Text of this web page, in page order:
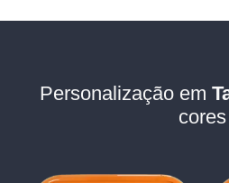
Personalização em
cores